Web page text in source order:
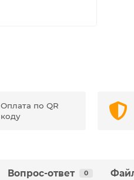
Оплата по QR
коду
Вопрос-ответ 0